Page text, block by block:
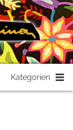
Kategorien